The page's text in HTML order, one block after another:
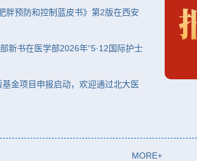
胖预防和控制蓝皮书》第2版在西安
新书在医学部2026年“5·12国际护士
金项目申报启动，欢迎通过北大医
MORE+